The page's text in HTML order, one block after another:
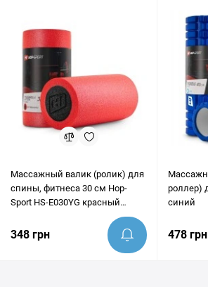
предоставить грамотную консультацию и
что этот товар идеально подходит под
Массажный валик (ролик) для
спины, фитнеса 30 см Hop-
Sport HS-E030YG красный
348 грн
роллер)
синий
478 грн